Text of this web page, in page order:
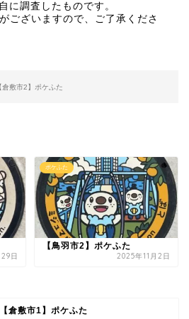
に調査したものです。
ございますので、ご了承くださ
倉敷市2】ポケふた
日
ポケふた
【鳥羽市2】ポケふた
2025年11月2日
【倉敷市1】ポケふた